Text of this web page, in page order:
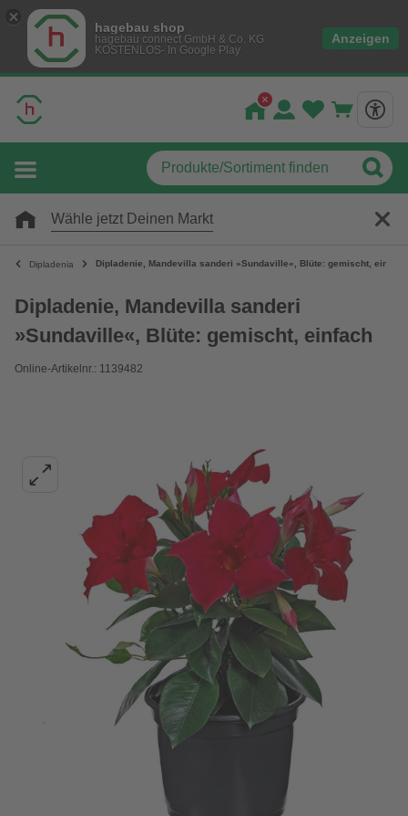
hagebau shop
hagebau connect GmbH & Co. KG
KOSTENLOS- In Google Play
Anzeigen
Wähle jetzt Deinen Markt
Dipladenia Dipladenie, Mandevilla sanderi »Sundaville«, Blüte: gemischt, einfach
Dipladenie, Mandevilla sanderi
»Sundaville«, Blüte: gemischt, einfach
Online-Artikelnr.: 1139482